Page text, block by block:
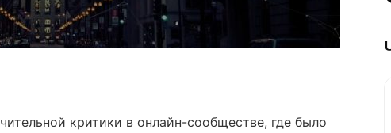
критики в онлайн-сообществе, где было